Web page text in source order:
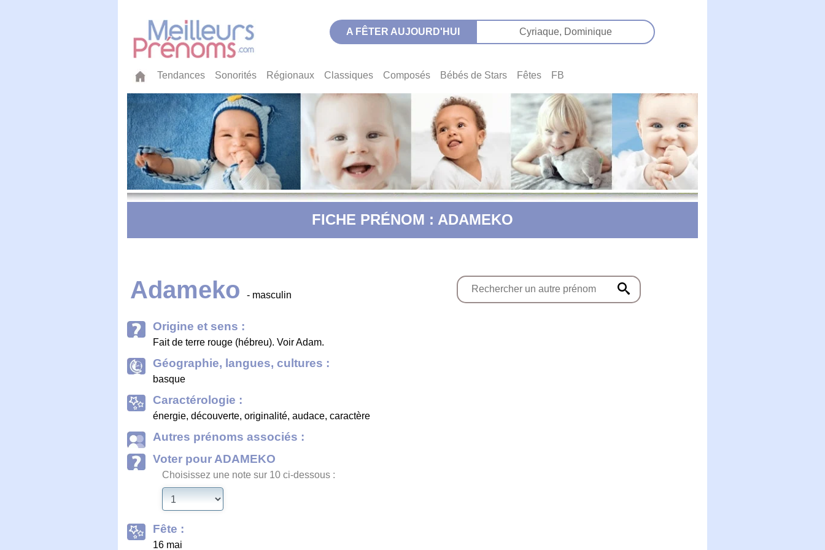
A FÊTER AUJOURD'HUI Cyriaque, Dominique
Tendances Sonorités Régionaux Classiques Composés Bébés de Stars Fêtes FB
FICHE PRÉNOM : ADAMEKO
Adameko - masculin
Origine et sens :
Fait de terre rouge (hébreu). Voir Adam.
Géographie, langues, cultures :
basque
Caractérologie :
énergie, découverte, originalité, audace, caractère
Autres prénoms associés :
Voter pour ADAMEKO
Choisissez une note sur 10 ci-dessous :
Fête :
16 mai